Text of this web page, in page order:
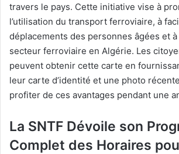
travers le pays. Cette initiative vise à
l’utilisation du transport ferroviaire, à
déplacements des personnes âgées et
secteur ferroviaire en Algérie. Les
peuvent obtenir cette carte en
leur carte d’identité et une photo
profiter de ces avantages pendant une
La SNTF Dévoile son
Complet des Horaires